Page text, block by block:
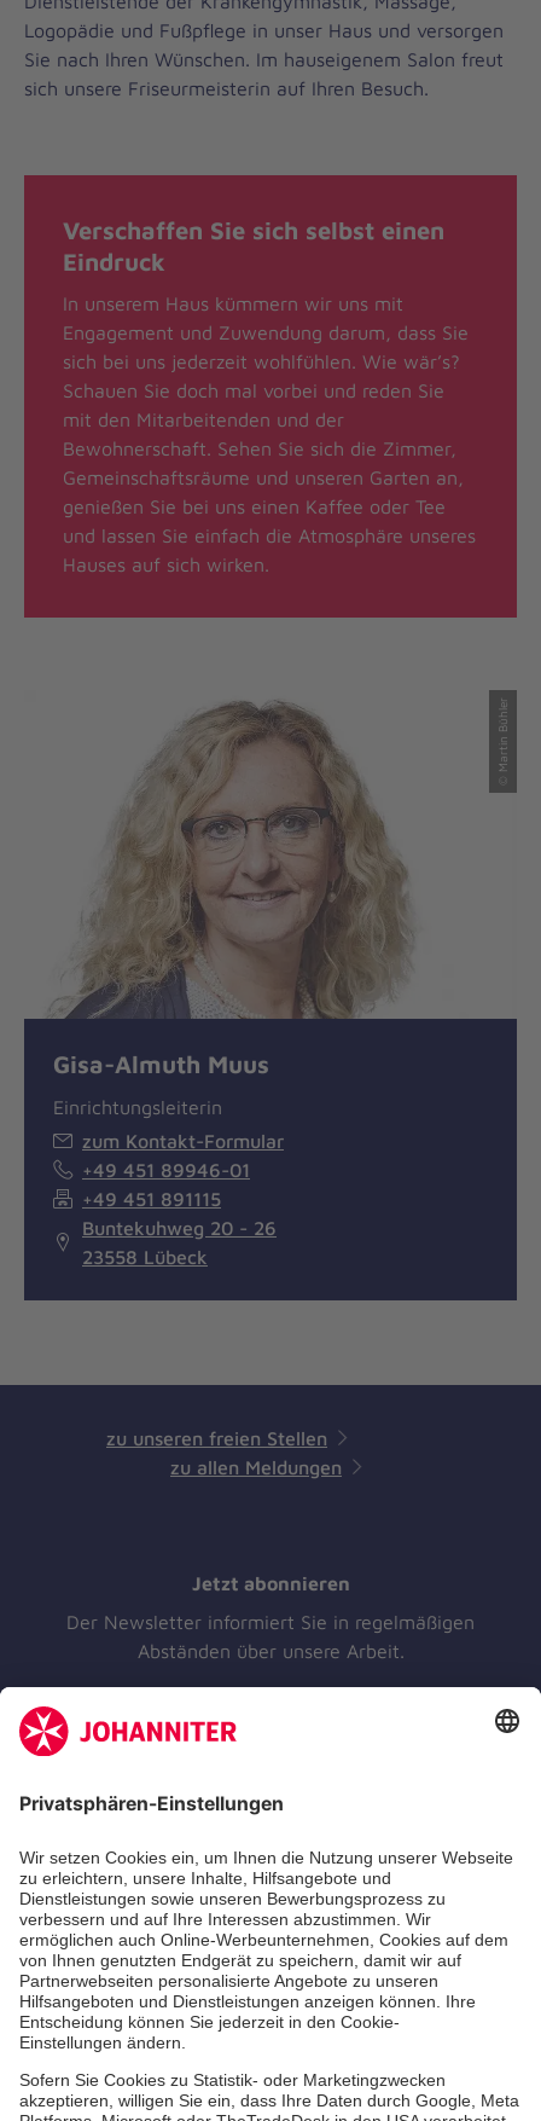
Logopädie und Fußpflege in unser Haus und versorgen
Sie nach Ihren Wünschen. Im hauseigenem Salon freut
sich unsere Friseurmeisterin auf Ihren Besuch.
Verschaffen Sie sich selbst einen
Eindruck
In unserem Haus kümmern wir uns mit
Engagement und Zuwendung darum, dass Sie
sich bei uns jederzeit wohlfühlen. Wie wär’s?
Schauen Sie doch mal vorbei und reden Sie
mit den Mitarbeitenden und der
Bewohnerschaft. Sehen Sie sich die Zimmer,
Gemeinschaftsräume und unseren Garten an,
genießen Sie bei uns einen Kaffee oder Tee
und lassen Sie einfach die Atmosphäre unseres
Hauses auf sich wirken.
© Martin Bühler
Gisa-Almuth Muus
Einrichtungsleiterin
zum Kontakt-Formular
+49 451 89946-01
+49 451 891115
Buntekuhweg 20 - 26
23558 Lübeck
zu unseren freien Stellen
zu allen Meldungen
Jetzt abonnieren
Der Newsletter informiert Sie in regelmäßigen
Abständen über unsere Arbeit.
Unsere Standorte
Leistungen
Kennzahlen und Struktur
Als Pflegefachkraft arbeiten
Qualität